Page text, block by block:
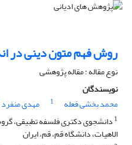
روش فهم متون دینی در
نوع مقاله : مقاله پژوهشی
نویسندگان
محمد بخشی فعله
1 مهدی منفرد
1 دانشجوی دکتری فلسفه تطبیقی،
الاهیات، دانشگاه قم، قم، ایران